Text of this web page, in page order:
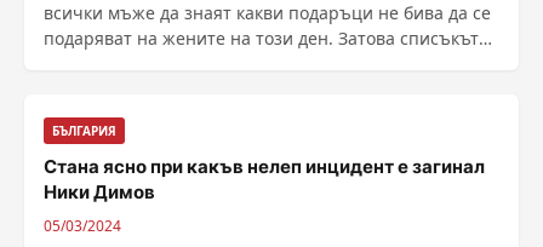
всички мъже да знаят какви подаръци не бива да се
подаряват на жените на този ден. Затова списъкът
БЪЛГАРИЯ
Стана ясно при какъв нелеп инцидент е загинал
Ники Димов
05/03/2024